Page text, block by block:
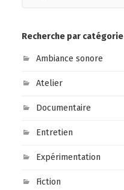
Recherche par catégorie
Ambiance sonore
Atelier
Documentaire
Entretien
Expérimentation
Fiction